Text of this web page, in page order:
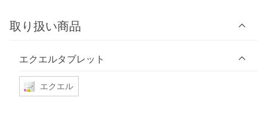
取り扱い商品
エクエルタブレット
エクエル